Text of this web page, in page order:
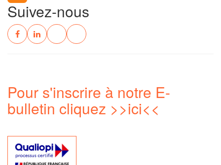
Suivez-nous
Pour s'inscrire à notre E-
bulletin cliquez >>ici<<